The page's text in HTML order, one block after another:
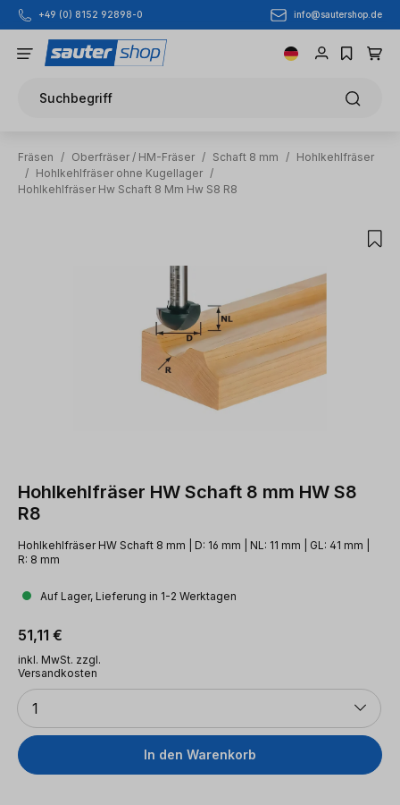
Zum Hauptinhalt springen
+49 (0) 8152 92898-0 info@sautershop.de
Suchbegriff
Fräsen / Oberfräser / HM-Fräser / Schaft 8 mm / Hohlkehlfräser
/ Hohlkehlfräser ohne Kugellager /
Hohlkehlfräser Hw Schaft 8 Mm Hw S8 R8
Hohlkehlfräser HW Schaft 8 mm HW S8
R8
Hohlkehlfräser HW Schaft 8 mm | D: 16 mm | NL: 11 mm | GL: 41 mm |
R: 8 mm
Auf Lager, Lieferung in 1-2 Werktagen
Regulärer Preis:
51,11 €
inkl. MwSt. zzgl.
Versandkosten
Anzahl
1
In den Warenkorb